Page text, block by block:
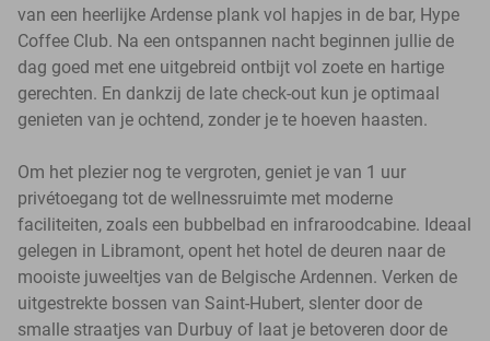
van een heerlijke Ardense plank vol hapjes in de bar, Hype
Coffee Club. Na een ontspannen nacht beginnen jullie de
dag goed met ene uitgebreid ontbijt vol zoete en hartige
gerechten. En dankzij de late check-out kun je optimaal
genieten van je ochtend, zonder je te hoeven haasten.
Om het plezier nog te vergroten, geniet je van 1 uur
privétoegang tot de wellnessruimte met moderne
faciliteiten, zoals een bubbelbad en infraroodcabine. Ideaal
gelegen in Libramont, opent het hotel de deuren naar de
mooiste juweeltjes van de Belgische Ardennen. Verken de
uitgestrekte bossen van Saint-Hubert, slenter door de
smalle straatjes van Durbuy of laat je betoveren door de